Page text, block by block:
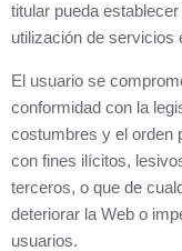
titular pueda
utilización de servicios
El usuario se
conformidad con la
costumbres y el orden
con fines ilícitos,
terceros, o que de
deteriorar la Web o
usuarios.